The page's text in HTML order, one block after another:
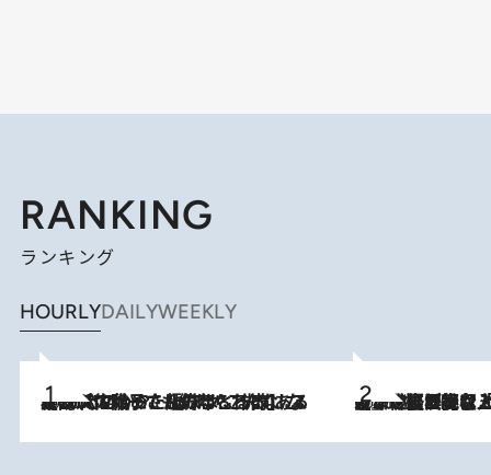
RANKING
ランキング
HOURLYDAILYWEEKLY
2026.8.5
【阿川佐和子さんの年とる力】なぜ70代で始めた趣味は“こんなに楽しい”のか？ ピアノ、俳句…スランプに陥っても続けられる“ある秘訣”とは 2026.8.5
【なぜ吉沢亮は「気配を消せる」のか？】興行収入208億の『国宝』を経て挑むミュージカル『ディア・エヴァン・ハンセン』。トップ俳優が舞台上でさらけ出した“孤独”とは